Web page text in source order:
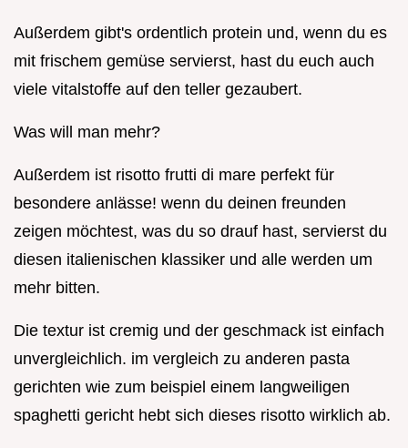
Außerdem gibt's ordentlich protein und, wenn du es
mit frischem gemüse servierst, hast du euch auch
viele vitalstoffe auf den teller gezaubert.
Was will man mehr?
Außerdem ist risotto frutti di mare perfekt für
besondere anlässe! wenn du deinen freunden
zeigen möchtest, was du so drauf hast, servierst du
diesen italienischen klassiker und alle werden um
mehr bitten.
Die textur ist cremig und der geschmack ist einfach
unvergleichlich. im vergleich zu anderen pasta
gerichten wie zum beispiel einem langweiligen
spaghetti gericht hebt sich dieses risotto wirklich ab.